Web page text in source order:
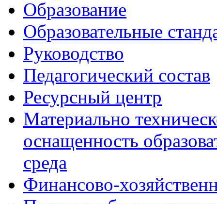
Образование
Образовательные
Руководство
Педагогический состав
Ресурсный центр
Материально
оснащенность
среда
Финансово-